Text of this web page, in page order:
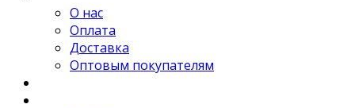
О нас
Оплата
Доставка
Оптовым покупателям